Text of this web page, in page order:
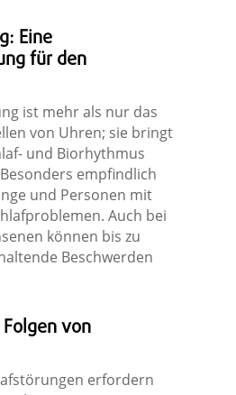
Eine
für den
ist mehr als nur das
von Uhren; sie bringt
und Biorhythmus
empfindlich
und Personen mit
Auch bei
können bis zu
Beschwerden
von
erfordern